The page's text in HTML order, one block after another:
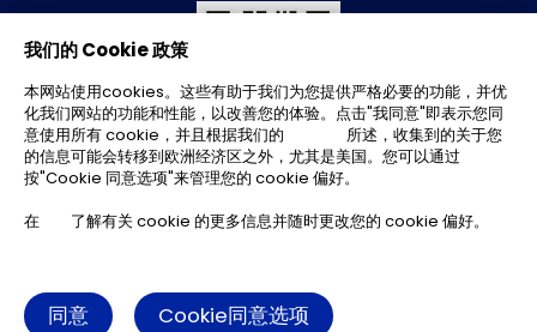
Scan and follow
Geespace on
Wechat
我们的 Cookie 政策
本网站使用cookies。这些有助于我们为您提供严格必要的功能，并优
化我们网站的功能和性能，以改善您的体验。点击"我同意"即表示您同
意使用所有 cookie，并且根据我们的
所述，收集到的关于您
的信息可能会转移到欧洲经济区之外，尤其是美国。您可以通过
按"Cookie 同意选项"来管理您的 cookie 偏好。
在
了解有关 cookie 的更多信息并随时更改您的 cookie 偏好。
同意 Cookie同意选项